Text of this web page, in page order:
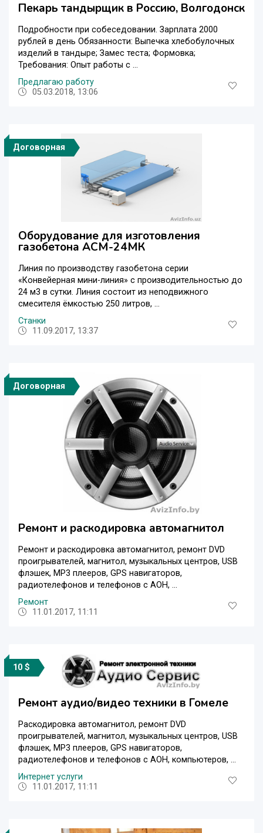
Пекарь тандырщик в Россию, Волгодонск
Подробности при собеседовании. Зарплата 2000
рублей в день Обязанности: Выпечка хлебобулочных
изделий в тандыре; Замес теста; Формовка;
Требования: Опыт работы с ...
Предлагаю работу
05.03.2018, 13:06
Договорная
Оборудование для изготовления
газобетона АСМ-24МК
Линия по производству газобетона серии
«Конвейерная мини-линия» с производительностью до
24 м3 в сутки. Линия состоит из неподвижного
смесителя ёмкостью 250 литров, ...
Станки
11.09.2017, 13:37
Договорная
Ремонт и раскодировка автомагнитол
Ремонт и раскодировка автомагнитол, ремонт DVD
проигрывателей, магнитол, музыкальных центров, USB
флэшек, МР3 плееров, GPS навигаторов,
радиотелефонов и телефонов с АОН, ...
Ремонт
11.01.2017, 11:11
10 $
Ремонт аудио/видео техники в Гомеле
Раскодировка автомагнитол, ремонт DVD
проигрывателей, магнитол, музыкальных центров, USB
флэшек, МР3 плееров, GPS навигаторов,
радиотелефонов и телефонов с АОН, компьютеров, ...
Интернет услуги
11.01.2017, 11:11